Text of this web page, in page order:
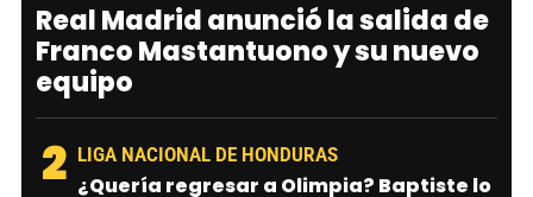
Real Madrid anunció la salida de
Franco Mastantuono y su nuevo
equipo
2 LIGA NACIONAL DE HONDURAS
¿Quería regresar a Olimpia? Baptiste lo